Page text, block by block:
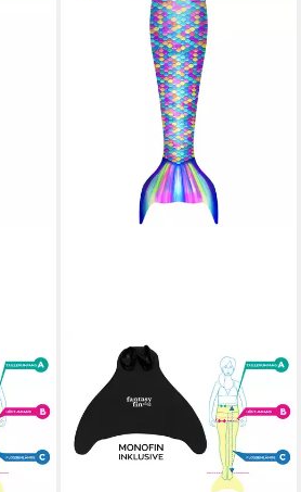
LILA
bei dir
FIN FUN
Monoflosse Fin Fun
Meerjungfrau FANTASY
RAINBOW
59,90 €
lieferbar - in 3-4 Werktagen bei dir